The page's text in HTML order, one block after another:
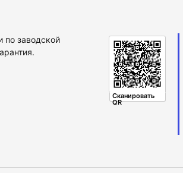
Сканировать
QR
по заводской